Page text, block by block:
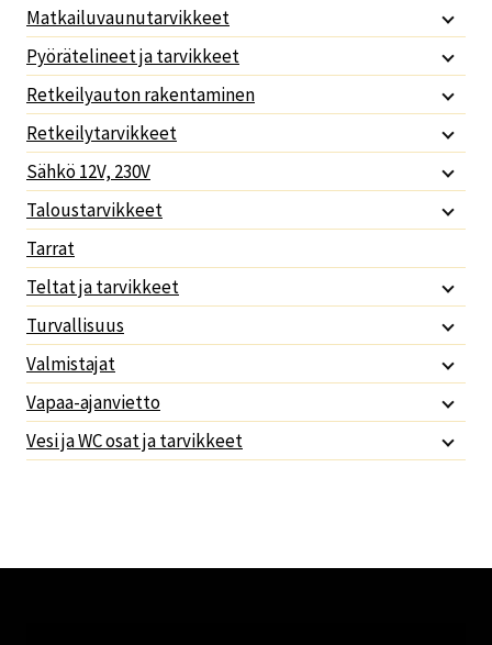
Matkailuvaunutarvikkeet
Pyörätelineet ja tarvikkeet
Retkeilyauton rakentaminen
Retkeilytarvikkeet
Sähkö 12V, 230V
Taloustarvikkeet
Tarrat
Teltat ja tarvikkeet
Turvallisuus
Valmistajat
Vapaa-ajanvietto
Vesi ja WC osat ja tarvikkeet